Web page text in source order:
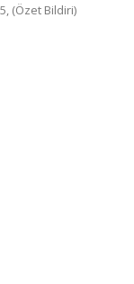
(Özet Bildiri)